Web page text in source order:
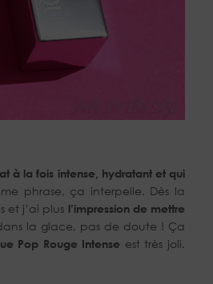
à la fois intense, hydratant et qui
phrase, ça interpelle. Dès la
et j’ai plus l’impression de mettre
la glace, pas de doute ! Ça
Pop Rouge Intense est très joli.